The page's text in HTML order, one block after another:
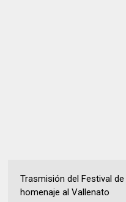
Trasmisión del Festival
homenaje al Vallenato